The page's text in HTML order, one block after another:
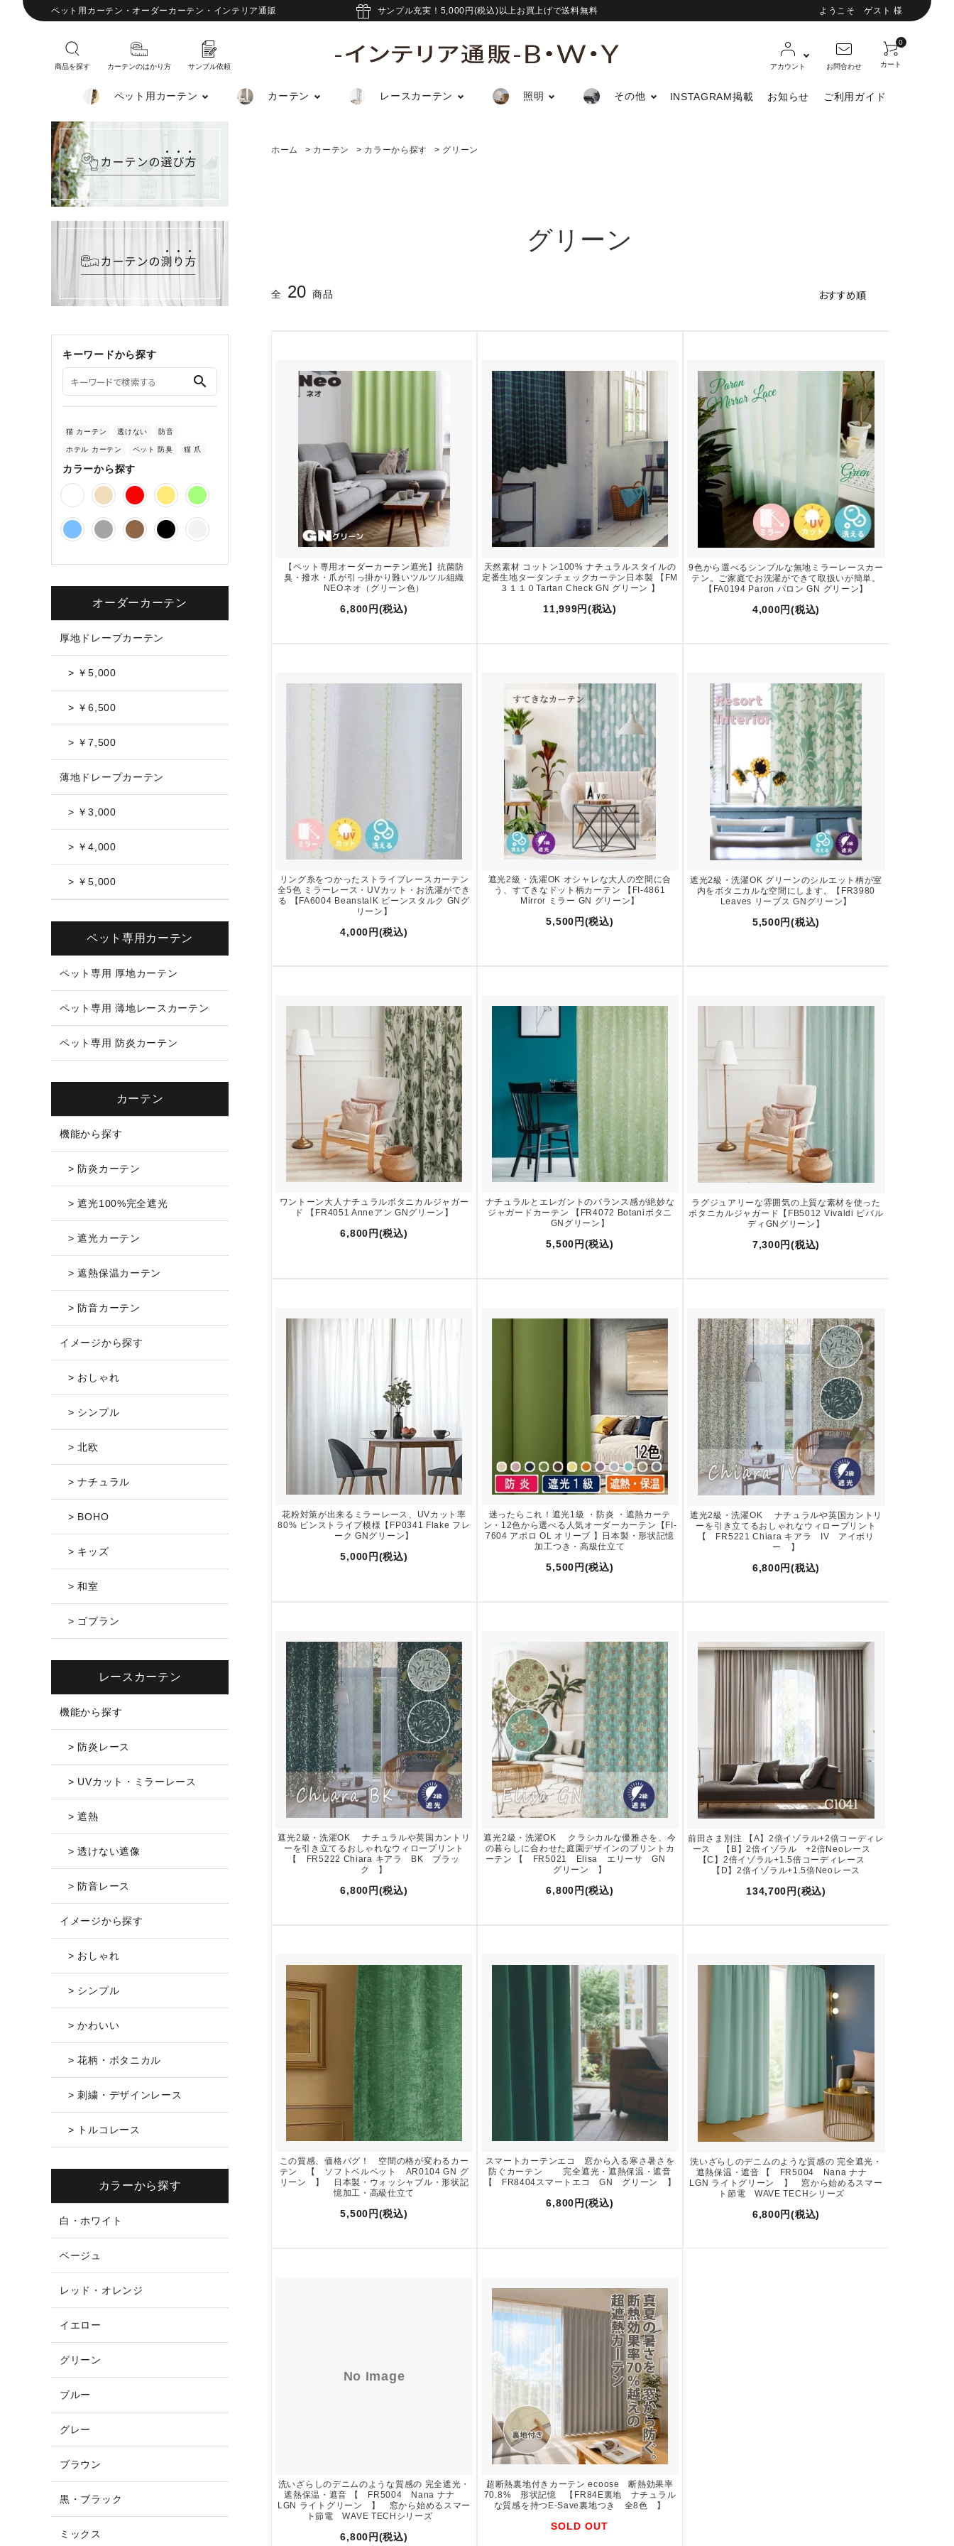
ペット用カーテン・オーダーカーテン・インテリア通販 サンプル充実！5,000円(税込)以上お買上げで送料無料 ようこそ ゲスト 様
商品を探す カーテンのはかり方 サンプル依頼 アカウント お問合わせ
0
カート
ペット用カーテン カーテン レースカーテン 照明 その他 INSTAGRAM掲載 お知らせ ご利用ガイド
ホーム > カーテン > カラーから探す > グリーン
グリーン
全 20 商品
【ペット専用オーダーカーテン遮光】抗菌防
臭・撥水・爪が引っ掛かり難いツルツル組織
NEOネオ（グリーン色）
6,800円(税込)
天然素材 コットン100% ナチュラルスタイルの
定番生地タータンチェックカーテン日本製 【FM
３１１０Tartan Check GN グリーン 】
11,999円(税込)
9色から選べるシンプルな無地ミラーレースカー
テン。ご家庭でお洗濯ができて取扱いが簡単。
【FA0194 Paron パロン GN グリーン】
4,000円(税込)
リング糸をつかったストライプレースカーテン
全5色 ミラーレース・UVカット・お洗濯ができ
る 【FA6004 BeanstalK ビーンスタルク GNグ
リーン】
4,000円(税込)
遮光2級・洗濯OK オシャレな大人の空間に合
う、すてきなドット柄カーテン 【FI-4861
Mirror ミラー GN グリーン】
5,500円(税込)
遮光2級・洗濯OK グリーンのシルエット柄が室
内をボタニカルな空間にします。【FR3980
Leaves リーブス GNグリーン】
5,500円(税込)
ワントーン大人ナチュラルボタニカルジャガー
ド 【FR4051 Anneアン GNグリーン】
6,800円(税込)
ナチュラルとエレガントのバランス感が絶妙な
ジャガードカーテン 【FR4072 Botaniボタニ
GNグリーン】
5,500円(税込)
ラグジュアリーな雰囲気の上質な素材を使った
ボタニカルジャガード【FB5012 Vivaldi ビバル
ディGNグリーン】
7,300円(税込)
花粉対策が出来るミラーレース、UVカット率
80% ピンストライプ模様【FP0341 Flake フレ
ーク GNグリーン】
5,000円(税込)
迷ったらこれ！遮光1級 ・防炎 ・遮熱カーテ
ン・12色から選べる人気オーダーカーテン【FI-
7604 アポロ OL オリーブ 】日本製・形状記憶
加工つき・高級仕立て
5,500円(税込)
遮光2級・洗濯OK ナチュラルや英国カントリ
ーを引き立てるおしゃれなウィロープリント
【 FR5221 Chiara キアラ IV アイボリ
ー 】
6,800円(税込)
遮光2級・洗濯OK ナチュラルや英国カントリ
ーを引き立てるおしゃれなウィロープリント
【 FR5222 Chiara キアラ BK ブラッ
ク 】
6,800円(税込)
遮光2級・洗濯OK クラシカルな優雅さを、今
の暮らしに合わせた庭園デザインのプリントカ
ーテン 【 FR5021 Elisa エリーサ GN
グリーン 】
6,800円(税込)
前田さま別注 【A】2倍イゾラル+2倍コーディレ
ース 【B】2倍イゾラル +2倍Neoレース
【C】2倍イゾラル+1.5倍コーディレース
【D】2倍イゾラル+1.5倍Neoレース
134,700円(税込)
この質感、価格バグ！ 空間の格が変わるカー
テン 【 ソフトベルベット AR0104 GN グ
リーン 】 日本製・ウォッシャブル・形状記
憶加工・高級仕立て
5,500円(税込)
スマートカーテンエコ 窓から入る寒さ暑さを
防ぐカーテン 完全遮光・遮熱保温・遮音
【 FR8404スマートエコ GN グリーン 】
6,800円(税込)
洗いざらしのデニムのような質感の 完全遮光・
遮熱保温・遮音 【 FR5004 Nana ナナ
LGN ライトグリーン 】 窓から始めるスマー
ト節電 WAVE TECHシリーズ
6,800円(税込)
No Image
洗いざらしのデニムのような質感の 完全遮光・
遮熱保温・遮音 【 FR5004 Nana ナナ
LGN ライトグリーン 】 窓から始めるスマー
ト節電 WAVE TECHシリーズ
6,800円(税込)
超断熱裏地付きカーテン ecoose 断熱効果率
70.8% 形状記憶 【FR84E裏地 ナチュラル
な質感を持つE-Save裏地つき 全8色 】
SOLD OUT
キーワードから探す
search
猫 カーテン 透けない 防音
ホテル カーテン ペット 防臭 猫 爪
カラーから探す
オーダーカーテン
厚地ドレープカーテン
> ￥5,000
> ￥6,500
> ￥7,500
薄地ドレープカーテン
> ￥3,000
> ￥4,000
> ￥5,000
ペット専用カーテン
ペット専用 厚地カーテン
ペット専用 薄地レースカーテン
ペット専用 防炎カーテン
カーテン
機能から探す
> 防炎カーテン
> 遮光100%完全遮光
> 遮光カーテン
> 遮熱保温カーテン
> 防音カーテン
イメージから探す
> おしゃれ
> シンプル
> 北欧
> ナチュラル
> BOHO
> キッズ
> 和室
> ゴブラン
レースカーテン
機能から探す
> 防炎レース
> UVカット・ミラーレース
> 遮熱
> 透けない遮像
> 防音レース
イメージから探す
> おしゃれ
> シンプル
> かわいい
> 花柄・ボタニカル
> 刺繍・デザインレース
> トルコレース
カラーから探す
白・ホワイト
ベージュ
レッド・オレンジ
イエロー
グリーン
ブルー
グレー
ブラウン
黒・ブラック
ミックス